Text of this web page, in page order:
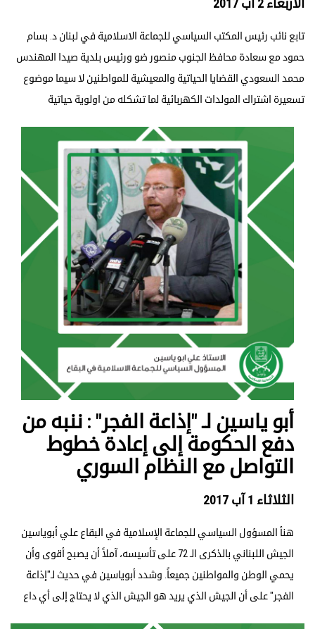
الأربعاء 2 آب 2017
تابع نائب رئيس المكتب السياسي للجماعة الاسلامية في لبنان د. بسام
حمود مع سعادة محافظ الجنوب منصور ضو ورئيس بلدية صيدا المهندس
محمد السعودي القضايا الحياتية والمعيشية للمواطنين لا سيما موضوع
تسعيرة اشتراك المولدات الكهربائية لما تشكله من اولوية حياتية
أبو ياسين لـ "إذاعة الفجر" : ننبه من
دفع الحكومة إلى إعادة خطوط
التواصل مع النظام السوري
الثلاثاء 1 آب 2017
هنأ المسؤول السياسي للجماعة الإسلامية في البقاع علي أبوياسين
الجيش اللبناني بالذكرى الـ 72 على تأسيسه، آملاً أن يصبح أقوى وأن
يحمي الوطن والمواطنين جميعاً. وشدد أبوياسين في حديث لـ"إذاعة
الفجر" على أن الجيش الذي يريد هو الجيش الذي لا يحتاج إلى أي داع